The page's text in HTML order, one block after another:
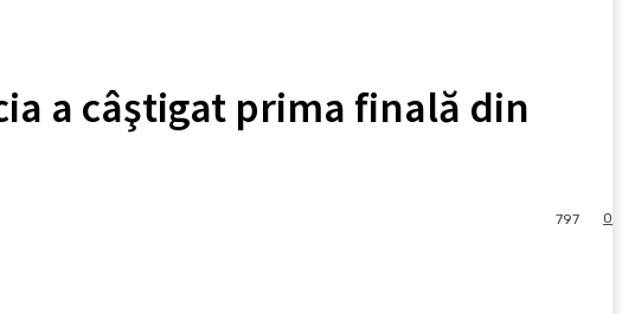
a câştigat prima finală din
0
797